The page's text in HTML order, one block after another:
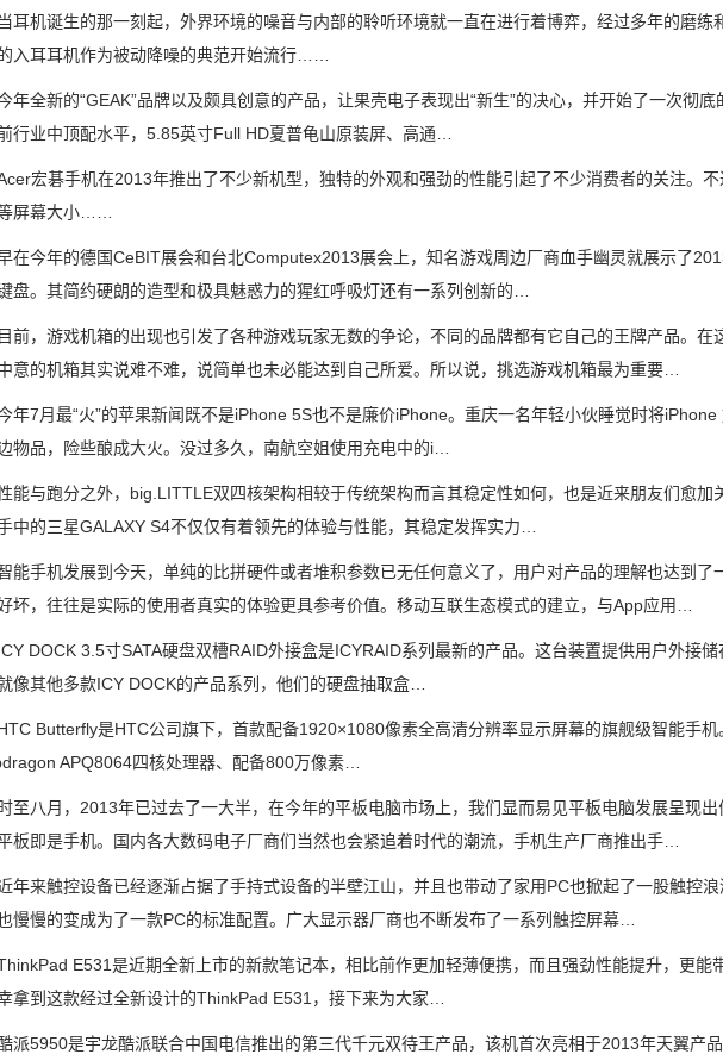
机诞生的那一刻起，外界环境的噪音与内部的聆听环境就一直在进行着博弈，经过多年的磨练
入耳耳机作为被动降噪的典范开始流行……
全新的“GEAK”品牌以及颇具创意的产品，让果壳电子表现出“新生”的决心，并开始了一次彻底
行业中顶配水平，5.85英寸Full HD夏普龟山原装屏、高通…
宏碁手机在2013年推出了不少新机型，独特的外观和强劲的性能引起了不少消费者的关注。不
屏幕大小……
今年的德国CeBIT展会和台北Computex2013展会上，知名游戏周边厂商血手幽灵就展示了
盘。其简约硬朗的造型和极具魅惑力的猩红呼吸灯还有一系列创新的…
，游戏机箱的出现也引发了各种游戏玩家无数的争论，不同的品牌都有它自己的王牌产品。在
意的机箱其实说难不难，说简单也未必能达到自己所爱。所以说，挑选游戏机箱最为重要…
7月最“火”的苹果新闻既不是iPhone 5S也不是廉价iPhone。重庆一名年轻小伙睡觉时将iPhone
物品，险些酿成大火。没过多久，南航空姐使用充电中的i…
与跑分之外，big.LITTLE双四核架构相较于传统架构而言其稳定性如何，也是近来朋友们愈加
中的三星GALAXY S4不仅仅有着领先的体验与性能，其稳定发挥实力…
手机发展到今天，单纯的比拼硬件或者堆积参数已无任何意义了，用户对产品的理解也达到了
坏，往往是实际的使用者真实的体验更具参考价值。移动互联生态模式的建立，与App应用…
DOCK 3.5寸SATA硬盘双槽RAID外接盒是ICYRAID系列最新的产品。这台装置提供用户外接储
像其他多款ICY DOCK的产品系列，他们的硬盘抽取盒…
Butterfly是HTC公司旗下，首款配备1920×1080像素全高清分辨率显示屏幕的旗舰级智能手机
APQ8064四核处理器、配备800万像素…
八月，2013年已过去了一大半，在今年的平板电脑市场上，我们显而易见平板电脑发展呈现出
板即是手机。国内各大数码电子厂商们当然也会紧追着时代的潮流，手机生产厂商推出手…
来触控设备已经逐渐占据了手持式设备的半壁江山，并且也带动了家用PC也掀起了一股触控浪
慢慢的变成为了一款PC的标准配置。广大显示器厂商也不断发布了一系列触控屏幕…
E531是近期全新上市的新款笔记本，相比前作更加轻薄便携，而且强劲性能提升，更能
拿到这款经过全新设计的ThinkPad E531，接下来为大家…
5950是宇龙酷派联合中国电信推出的第三代千元双待王产品，该机首次亮相于2013年天翼产